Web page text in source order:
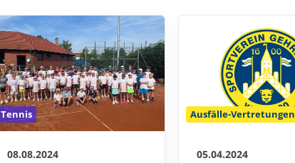
Tennis
08.08.2024
Ausfälle-Vertretungen
05.04.2024